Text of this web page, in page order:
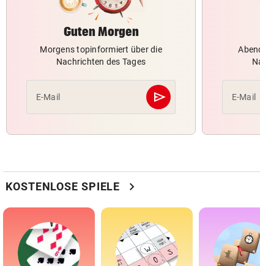
Guten Morgen
Morgens topinformiert über die
Nachrichten des Tages
E-Mail send
Abschicken E-Mail
KOSTENLOSE SPIELE chevron_right